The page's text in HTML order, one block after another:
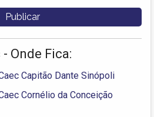
Onde Fica:
Capitão Dante Sinópoli
Cornélio da Conceição